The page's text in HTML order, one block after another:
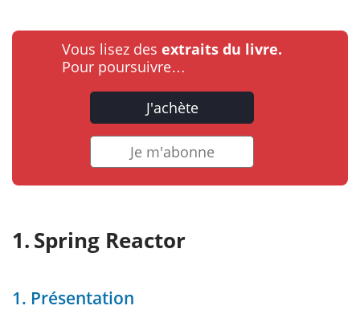
Vous lisez des extraits du livre.
Pour poursuivre…
J'achète
Je m'abonne
Spring Reactor
1. Présentation